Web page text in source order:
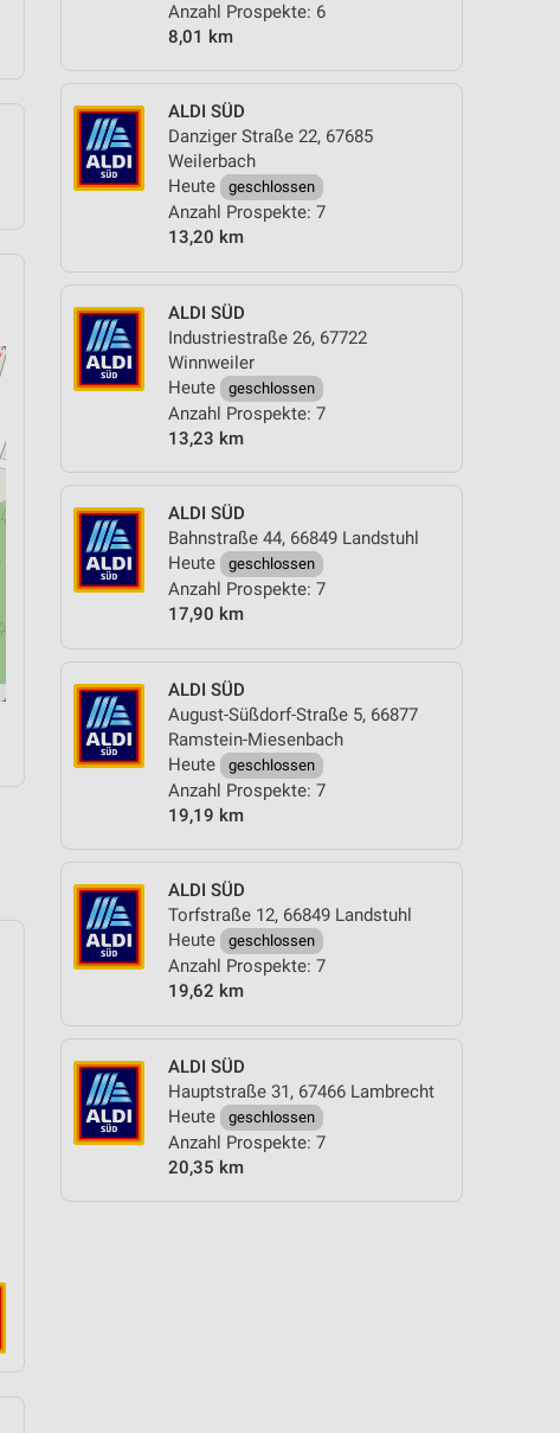
Anzahl Prospekte: 6
8,01 km
ALDI SÜD
Danziger Straße 22, 67685
Weilerbach
Heute
geschlossen
Anzahl Prospekte: 7
13,20 km
ALDI SÜD
Industriestraße 26, 67722
Winnweiler
Heute
geschlossen
Anzahl Prospekte: 7
13,23 km
ALDI SÜD
Bahnstraße 44, 66849 Landstuhl
Heute
geschlossen
Anzahl Prospekte: 7
17,90 km
ALDI SÜD
August-Süßdorf-Straße 5, 66877
Ramstein-Miesenbach
Heute
geschlossen
Anzahl Prospekte: 7
19,19 km
ALDI SÜD
Torfstraße 12, 66849 Landstuhl
Heute
geschlossen
Anzahl Prospekte: 7
19,62 km
ALDI SÜD
Hauptstraße 31, 67466 Lambrecht
Heute
geschlossen
Anzahl Prospekte: 7
20,35 km